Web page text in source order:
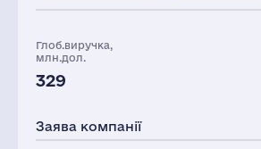
Глоб.виручка,
млн.дол.
329
Заява компанії